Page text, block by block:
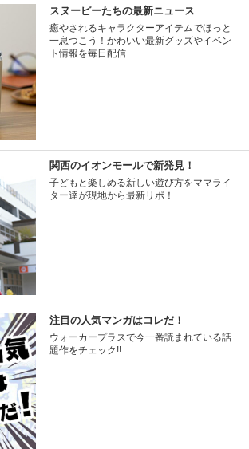
スヌーピーたちの最新ニュース
癒やされるキャラクターアイテムでほっと
一息つこう！かわいい最新グッズやイベン
ト情報を毎日配信
関西のイオンモールで新発見！
子どもと楽しめる新しい遊び方をママライ
ター達が現地から最新リポ！
注目の人気マンガはコレだ！
ウォーカープラスで今一番読まれている話
題作をチェック!!